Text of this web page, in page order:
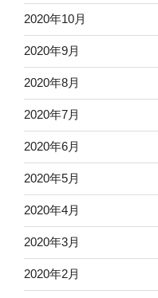
2020年10月
2020年9月
2020年8月
2020年7月
2020年6月
2020年5月
2020年4月
2020年3月
2020年2月